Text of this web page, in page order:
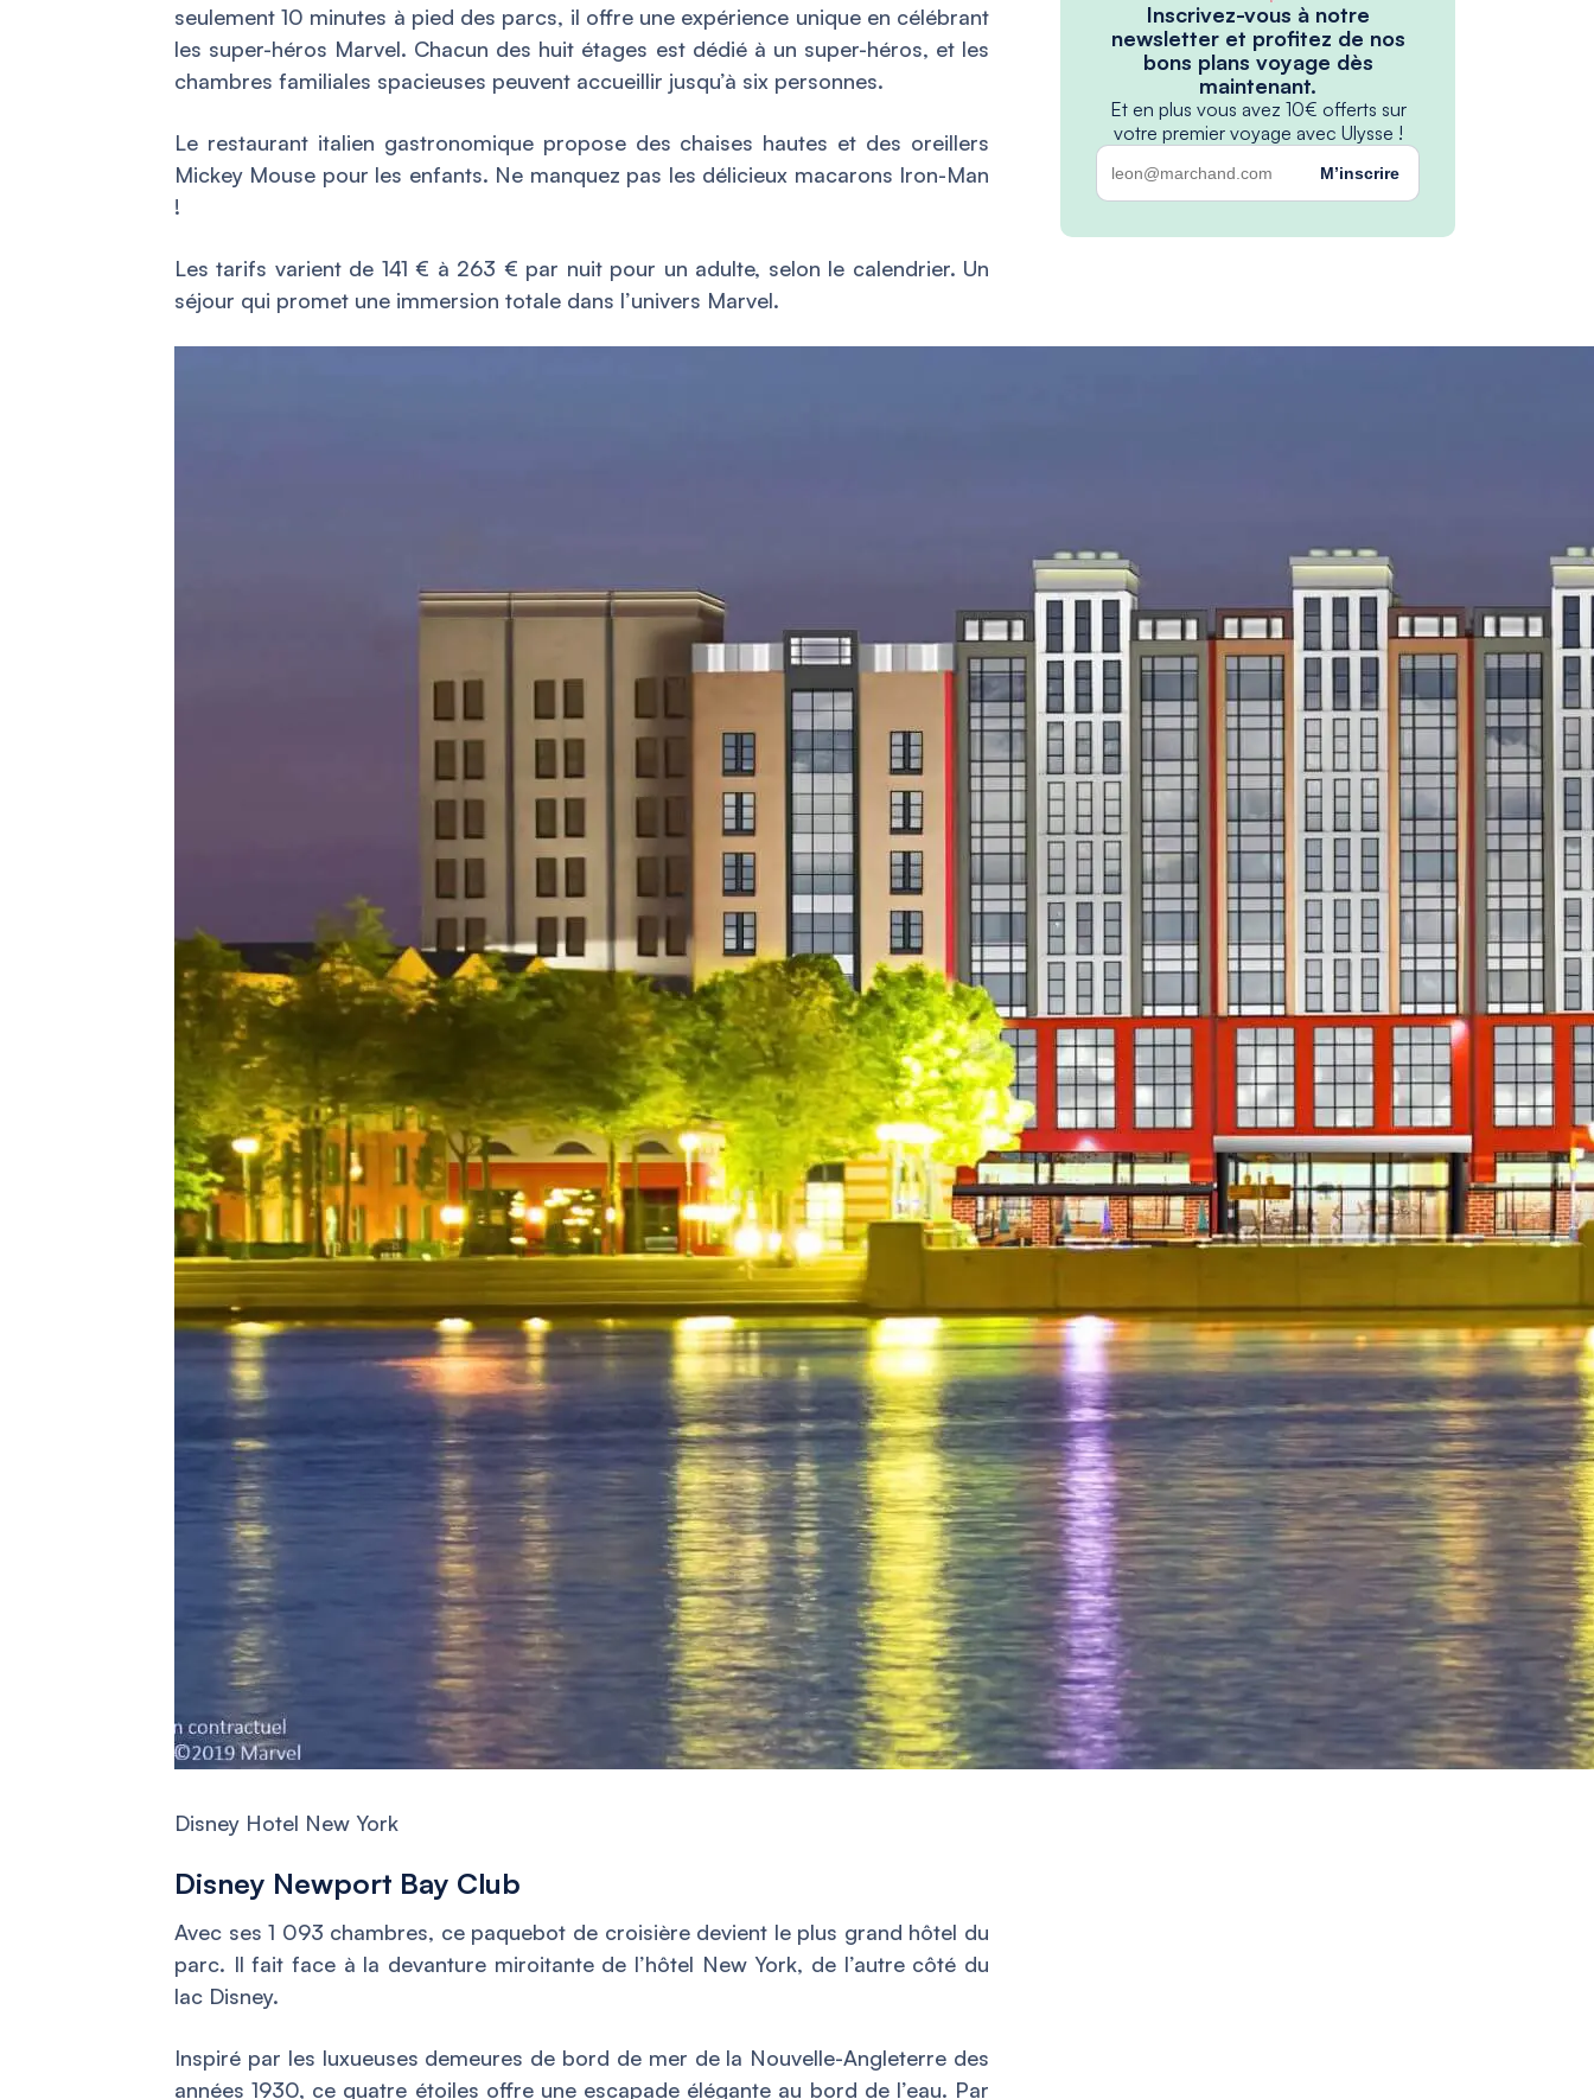
seulement 10 minutes à pied des parcs, il offre une expérience unique en célébrant
les super-héros Marvel. Chacun des huit étages est dédié à un super-héros, et les
chambres familiales spacieuses peuvent accueillir jusqu’à six personnes.
Le restaurant italien gastronomique propose des chaises hautes et des oreillers
Mickey Mouse pour les enfants. Ne manquez pas les délicieux macarons Iron-Man
!
Les tarifs varient de 141 € à 263 € par nuit pour un adulte, selon le calendrier. Un
séjour qui promet une immersion totale dans l’univers Marvel.
Disney Hotel New York
Disney Newport Bay Club
Avec ses 1 093 chambres, ce paquebot de croisière devient le plus grand hôtel du
parc. Il fait face à la devanture miroitante de l’hôtel New York, de l’autre côté du
lac Disney.
Inspiré par les luxueuses demeures de bord de mer de la Nouvelle-Angleterre des
années 1930, ce quatre étoiles offre une escapade élégante au bord de l’eau. Par
Inscrivez-vous à notre
newsletter et profitez de nos
bons plans voyage dès
maintenant.
Et en plus vous avez 10€ offerts sur
votre premier voyage avec Ulysse !
M’inscrire